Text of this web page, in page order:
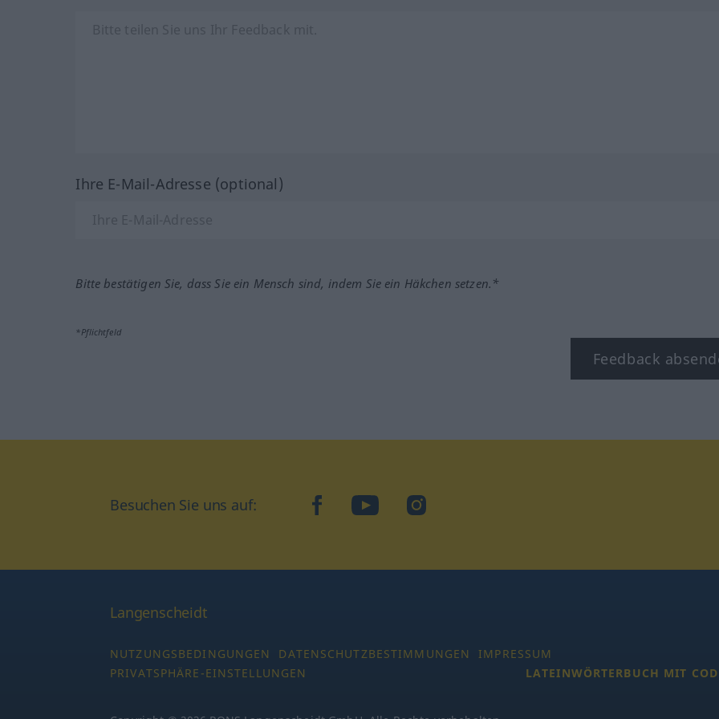
Ihre E-Mail-Adresse (optional)
Bitte bestätigen Sie, dass Sie ein Mensch sind, indem Sie ein Häkchen setzen.*
*Pflichtfeld
Feedback
Besuchen Sie uns auf: facebookYouTubeInstagram
Langenscheidt
NUTZUNGSBEDINGUNGEN DATENSCHUTZBESTIMMUNGEN
IMPRESSUM
PRIVATSPHÄRE-EINSTELLUNGEN
LATEINWÖRTERBUCH MIT